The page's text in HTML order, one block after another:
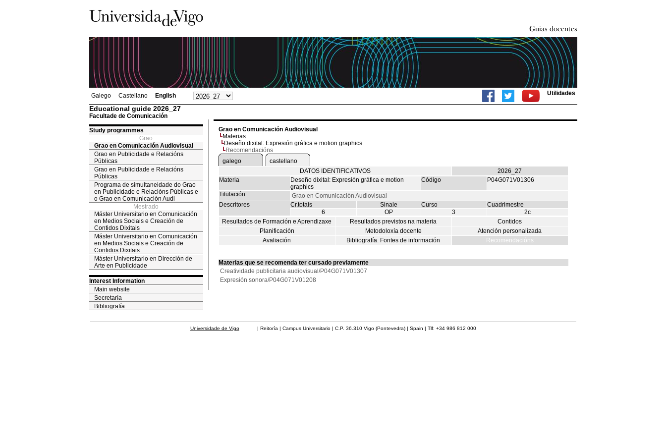
Galego Castellano English Utilidades
Educational guide 2026_27
Facultade de Comunicación
Study programmes
Grao
Grao en Comunicación Audiovisual
Grao en Publicidade e Relacións
Públicas
Grao en Publicidade e Relacións
Públicas
Programa de simultaneidade do Grao
en Publicidade e Relacións Públicas e
o Grao en Comunicación Audi
Mestrado
Máster Universitario en Comunicación
en Medios Sociais e Creación de
Contidos Dixitais
Máster Universitario en Comunicación
en Medios Sociais e Creación de
Contidos Dixitais
Máster Universitario en Dirección de
Arte en Publicidade
Interest Information
Main website
Secretaría
Bibliografía
Grao en Comunicación Audiovisual
Materias
Deseño dixital: Expresión gráfica e motion graphics
Recomendacións
galego
castellano
DATOS IDENTIFICATIVOS
2026_27
Materia
Deseño dixital: Expresión gráfica e motion
graphics
Código P04G071V01306
Titulación
Grao en Comunicación Audiovisual
Descritores
Cr.totais Sinale Curso
Cuadrimestre
6
OP 3
2c
Resultados de Formación e Aprendizaxe
Resultados previstos na materia
Contidos
Planificación
Metodoloxía docente
Atención personalizada
Avaliación
Bibliografía. Fontes de información Recomendacións
Materias que se recomenda ter cursado previamente
Creatividade publicitaria audiovisual/P04G071V01307
Expresión sonora/P04G071V01208
Universidade de Vigo| Reitoría | Campus Universitario | C.P. 36.310 Vigo (Pontevedra) | Spain | Tlf: +34 986 812 000